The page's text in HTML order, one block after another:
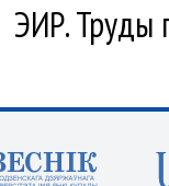
ЭИР. Труды